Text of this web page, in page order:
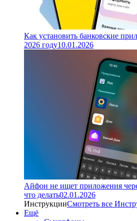
Как установить банковские
2026 году10.01.2026
Айфон не ищет приложения
что делать02.01.2026
ИнструкцииСмотреть все
Ещё